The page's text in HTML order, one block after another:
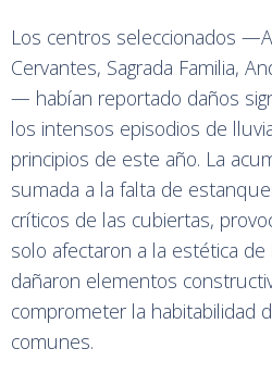
Los centros seleccionados
Cervantes, Sagrada Familia,
— habían reportado daños
los intensos episodios de
principios de este año. La
sumada a la falta de
críticos de las cubiertas,
solo afectaron a la estética
dañaron elementos
comprometer la habitabilidad
comunes.